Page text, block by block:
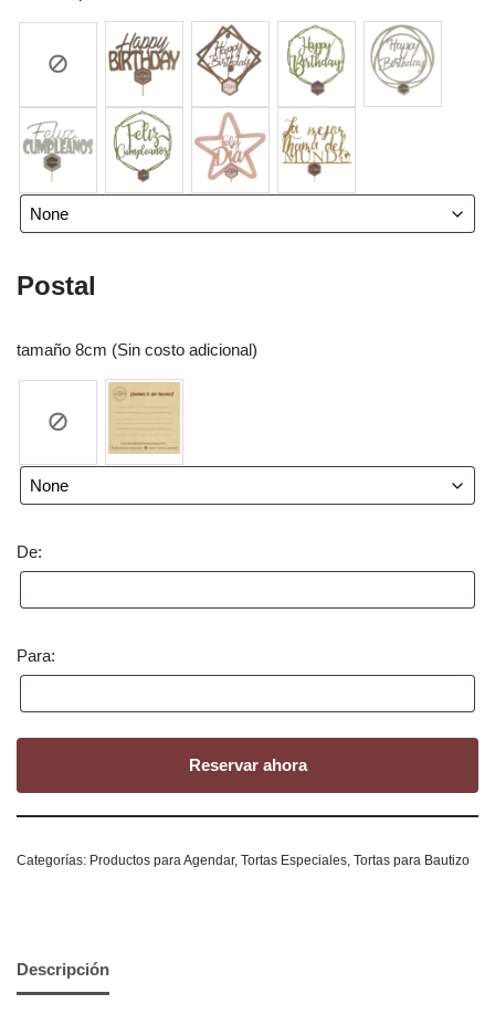
Postal
tamaño 8cm (Sin costo adicional)
De:
Para:
Reservar ahora
Categorías: Productos para Agendar, Tortas Especiales Tortas para Bautizo
Descripción